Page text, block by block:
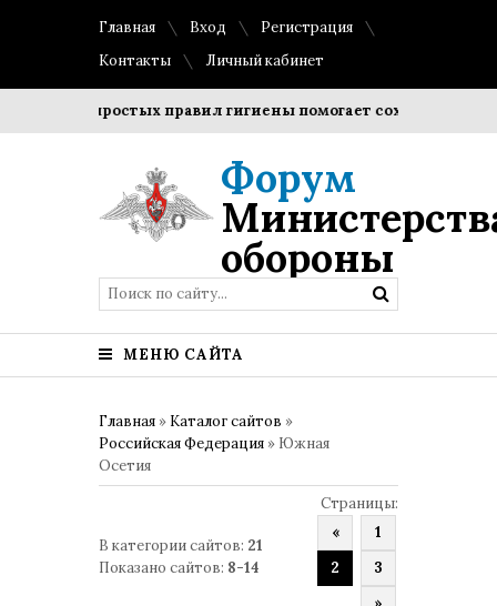
Главная Вход
Регистрация
Контакты
Личный кабинет
простых правил гигиены помогает сохранить
Форум
обороны
МЕНЮ САЙТА
Главная » Каталог сайтов »
Российская Федерация » Южная
Осетия
В категории сайтов: 21
Показано сайтов: 8-14
Страницы:
«
1
2
3